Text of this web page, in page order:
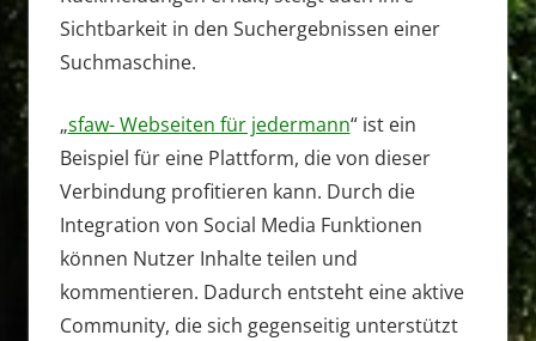
Sichtbarkeit in den Suchergebnissen einer
Suchmaschine.
„sfaw- Webseiten für jedermann“ ist ein
Beispiel für eine Plattform, die von dieser
Verbindung profitieren kann. Durch die
Integration von Social Media Funktionen
können Nutzer Inhalte teilen und
kommentieren. Dadurch entsteht eine aktive
Community, die sich gegenseitig unterstützt